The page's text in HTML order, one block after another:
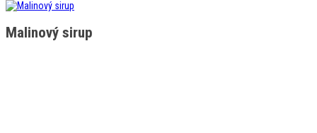
Malinový sirup